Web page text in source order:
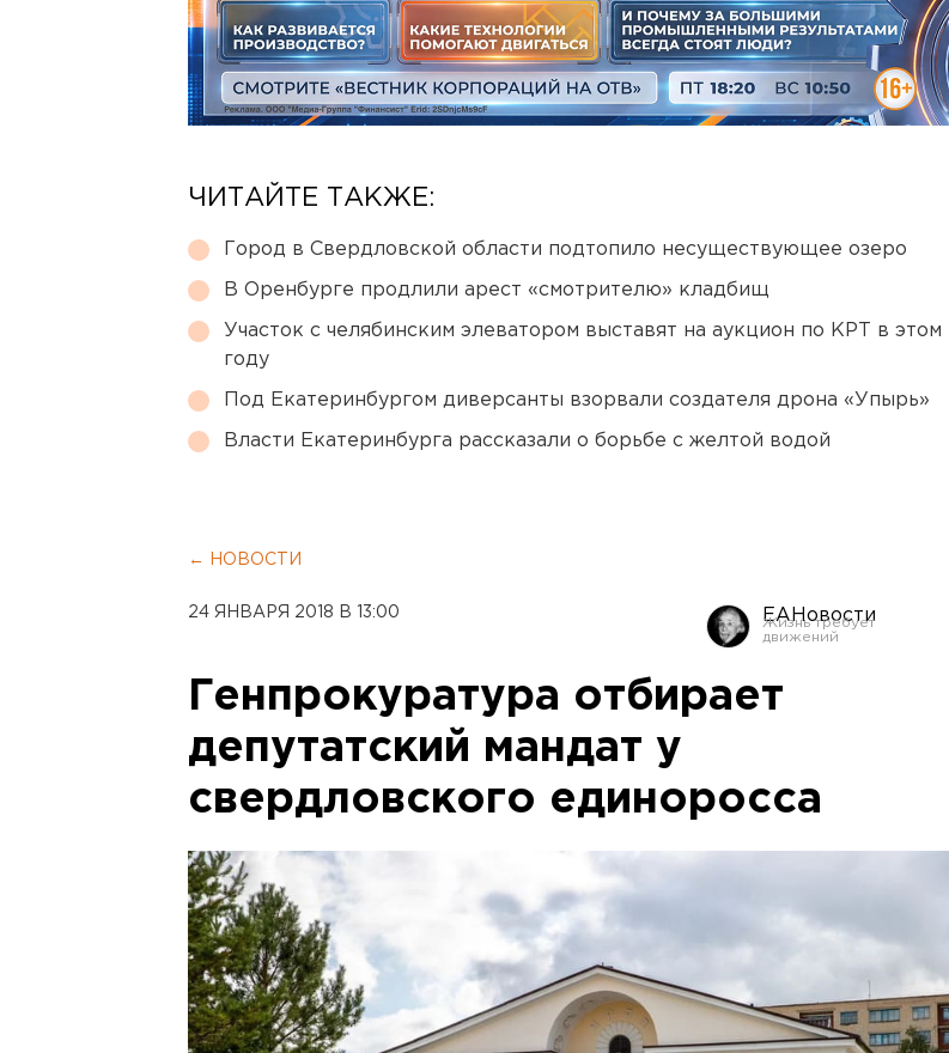
ЧИТАЙТЕ ТАКЖЕ:
Город в Свердловской области подтопило несуществующее озеро
В Оренбурге продлили арест «смотрителю» кладбищ
Участок с челябинским элеватором выставят на аукцион по КРТ в этом
году
Под Екатеринбургом диверсанты взорвали создателя дрона «Упырь»
Власти Екатеринбурга рассказали о борьбе с желтой водой
← НОВОСТИ
24 ЯНВАРЯ 2018 В 13:00 ЕАНовости
Генпрокуратура отбирает
депутатский мандат у
свердловского единоросса